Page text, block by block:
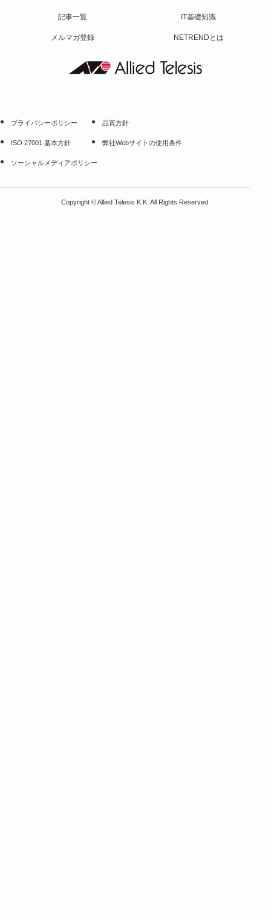
記事一覧 IT基礎知識
メルマガ登録 NETRENDとは
プライバシーポリシー 品質方針
ISO 27001 基本方針 弊社Webサイトの使用条件
ソーシャルメディアポリシー
Copyright ©Allied Telesis K.K. All Rights Reserved.